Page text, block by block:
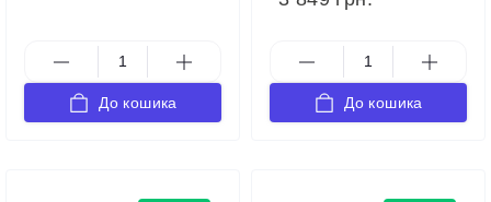
До кошика До кошика